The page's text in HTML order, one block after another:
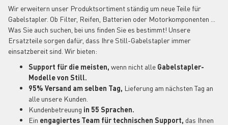
Wir erweitern unser Produktsortiment ständig um neue Teile für
Gabelstapler. Ob Filter, Reifen, Batterien oder Motorkomponenten ...
Was Sie auch suchen, bei uns finden Sie es bestimmt! Unsere
Ersatzteile sorgen dafür, dass Ihre Still-Gabelstapler immer
einsatzbereit sind. Wir bieten:
Support für die meisten, wenn nicht alle Gabelstapler-
Modelle von Still.
95% Versand am selben Tag, Lieferung am nächsten Tag an
alle unsere Kunden.
Kundenbetreuung in 55 Sprachen.
Ein engagiertes Team für technischen Support, das Ihnen